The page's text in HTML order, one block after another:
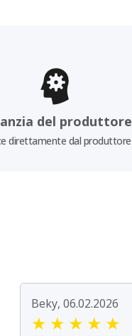
del produttore
direttamente dal produttore
Beky, 06.02.2026
★ ★ ★ ★ ★